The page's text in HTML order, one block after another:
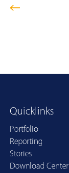
Quicklinks
Portfolio
Reporting
Stories
Download Center